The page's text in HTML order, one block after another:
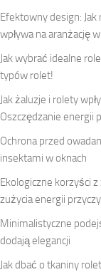
Efektowny design:
wpływa na aranżację
Jak wybrać idealne
typów rolet!
Jak żaluzje i rolety
Oszczędzanie energii
Ochrona przed
insektami w oknach
Ekologiczne korzyści
zużycia energii
Minimalistyczne
dodają elegancji
Jak dbać o tkaniny